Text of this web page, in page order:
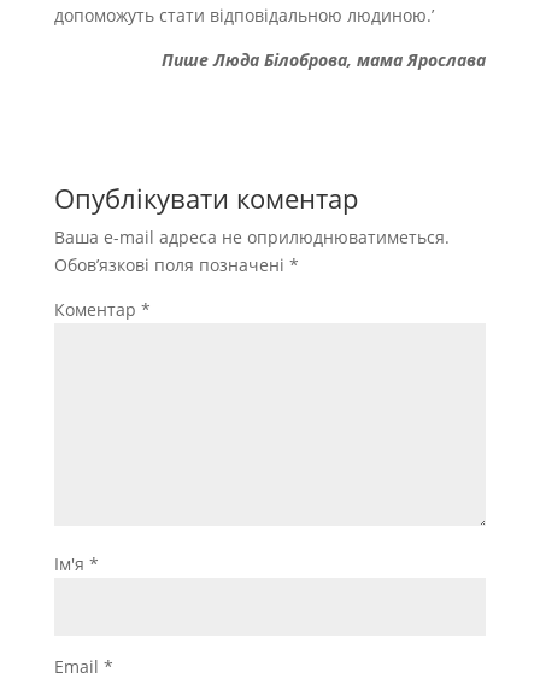
допоможуть стати відповідальною людиною.’
Пише Люда Білоброва, мама Ярослава
Опублікувати коментар
Ваша e-mail адреса не оприлюднюватиметься.
Обов’язкові поля позначені *
Коментар *
Ім'я *
Email *